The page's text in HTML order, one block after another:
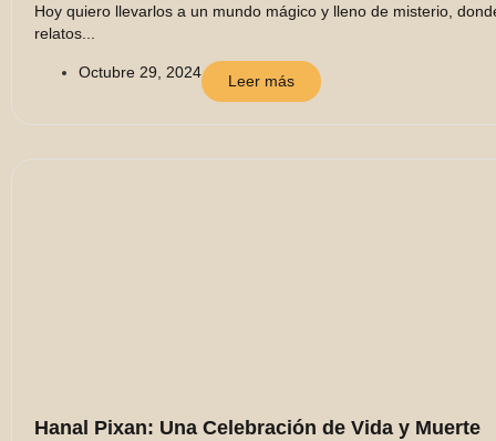
Hoy quiero llevarlos a un mundo mágico y lleno de misterio,
relatos...
Octubre 29, 2024 Leer más
Hanal Pixan: Una Celebración de Vida y Muerte